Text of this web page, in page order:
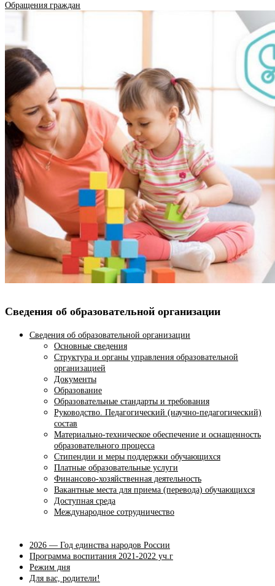
Обращения граждан
Сведения об образовательной организации
Сведения об образовательной организации
Основные сведения
Структура и органы управления образовательной
организацией
Документы
Образование
Образовательные стандарты и требования
Руководство. Педагогический (научно-педагогический)
состав
Материально-техническое обеспечение и оснащенность
образовательного процесса
Стипендии и меры поддержки обучающихся
Платные образовательные услуги
Финансово-хозяйственная деятельность
Вакантные места для приема (перевода) обучающихся
Доступная среда
Международное сотрудничество
2026 — Год единства народов России
Программа воспитания 2021-2022 уч.г
Режим дня
Для вас, родители!